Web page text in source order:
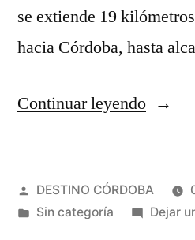
se extiende 19
hacia Córdoba, hasta
Continuar leyendo“Kuntur
hogar
Publicado
por
DESTINO CÓRDOBA
Publicada
Sin categoría Dejar